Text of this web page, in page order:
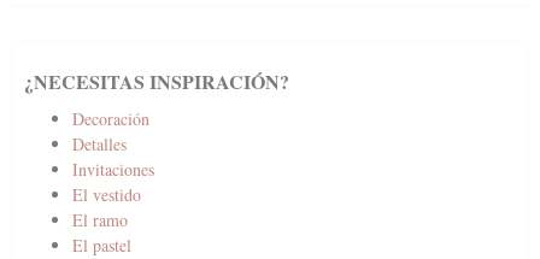
¿NECESITAS INSPIRACIÓN?
Decoración
Detalles
Invitaciones
El vestido
El ramo
El pastel